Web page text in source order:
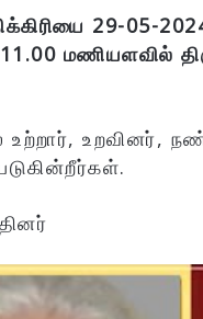
29-05-
மணியளவில்
உறவினர்,